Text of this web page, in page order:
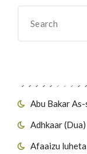
Abu Bakar
Adhkaar (Dua)
Afaaizu luheta